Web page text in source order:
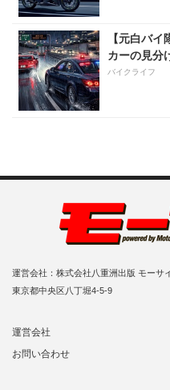
【元白バ
カーの見分
バイクライフ
運営会社：株式会社八重洲出版 モーサ
東京都中央区八丁堀4-5-9
運営会社
お問い合わせ